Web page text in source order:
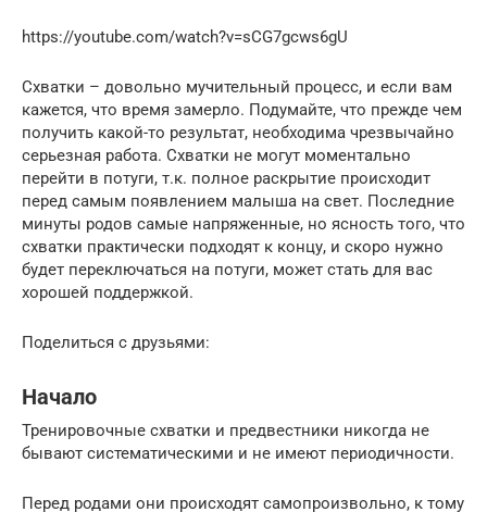
https://youtube.com/watch?v=sCG7gcws6gU
Схватки – довольно мучительный процесс, и если вам
кажется, что время замерло. Подумайте, что прежде чем
получить какой-то результат, необходима чрезвычайно
серьезная работа. Схватки не могут моментально
перейти в потуги, т.к. полное раскрытие происходит
перед самым появлением малыша на свет. Последние
минуты родов самые напряженные, но ясность того, что
схватки практически подходят к концу, и скоро нужно
будет переключаться на потуги, может стать для вас
хорошей поддержкой.
Поделиться c друзьями:
Начало
Тренировочные схватки и предвестники никогда не
бывают систематическими и не имеют периодичности.
Перед родами они происходят самопроизвольно, к тому